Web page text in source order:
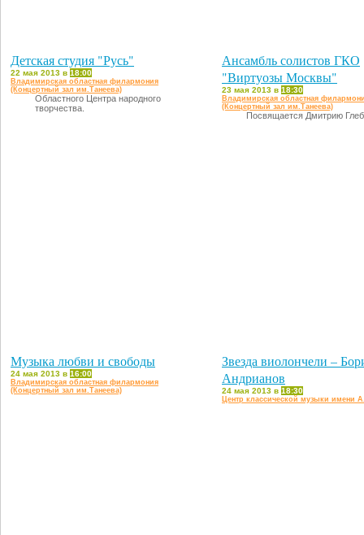
Детская студия "Русь"
22 мая 2013 в 18:00
Владимирская областная филармония
(Концертный зал им.Танеева)
Областного Центра народного
творчества.
Ансамбль солистов ГКО
"Виртуозы Москвы"
23 мая 2013 в 18:30
Владимирская областная
(Концертный зал им.Танеева)
Посвящается Дмитрию
Музыка любви и свободы
24 мая 2013 в 16:00
Владимирская областная филармония
(Концертный зал им.Танеева)
Звезда виолончели –
Андрианов
24 мая 2013 в 18:30
Центр классической музыки имени